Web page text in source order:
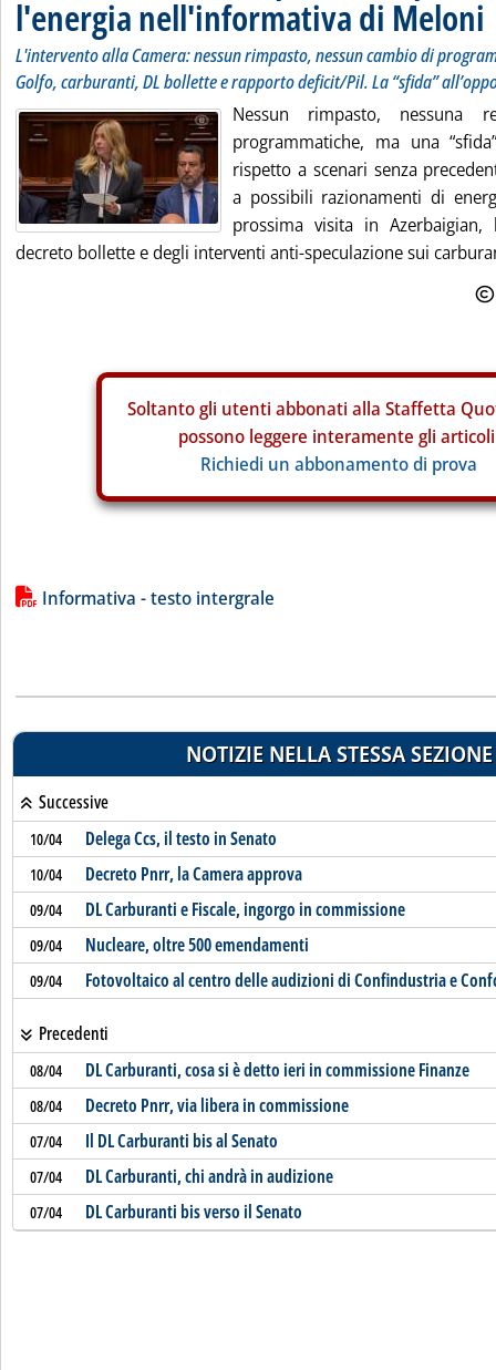
l'energia nell'informativa di Meloni
L'intervento alla Camera: nessun rimpasto, nessun cambio di
Golfo, carburanti, DL bollette e rapporto deficit/Pil. La “sfida”
Nessun rimpasto, nessuna
programmatiche, ma una
rispetto a scenari senza
a possibili razionamenti di
prossima visita in Azerbaigian,
decreto bollette e degli interventi anti-speculazione sui
Soltanto gli utenti abbonati alla Staffetta
possono leggere interamente gli
Richiedi un abbonamento di prova
Lista allegati PDF alla notizia
Informativa - testo intergrale
NOTIZIE NELLA STESSA SEZIONE
Successive
10/04 Delega Ccs, il testo in Senato
10/04 Decreto Pnrr, la Camera approva
09/04 DL Carburanti e Fiscale, ingorgo in commissione
09/04 Nucleare, oltre 500 emendamenti
09/04 Fotovoltaico al centro delle audizioni di Confindustria e
Precedenti
08/04 DL Carburanti, cosa si è detto ieri in commissione Finanze
08/04 Decreto Pnrr, via libera in commissione
07/04 Il DL Carburanti bis al Senato
07/04 DL Carburanti, chi andrà in audizione
07/04 DL Carburanti bis verso il Senato